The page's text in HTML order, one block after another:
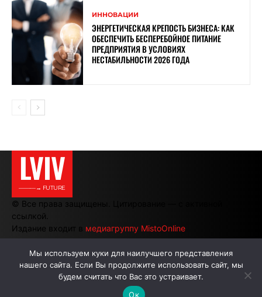
ИННОВАЦИИ
ЭНЕРГЕТИЧЕСКАЯ КРЕПОСТЬ БИЗНЕСА: КАК
ОБЕСПЕЧИТЬ БЕСПЕРЕБОЙНОЕ ПИТАНИЕ
ПРЕДПРИЯТИЯ В УСЛОВИЯХ
НЕСТАБИЛЬНОСТИ 2026 ГОДА
LVIV
———→ FUTURE
© Все права защищены. Цитирование — с активной
ссылкой.
Издание входит в медиагруппу MistoOnline
АВТОРЫ РЕКЛАМА НА САЙТЕ
Мы используем куки для наилучшего представления
нашего сайта. Если Вы продолжите использовать сайт, мы
будем считать что Вас это устраивает.
Ок